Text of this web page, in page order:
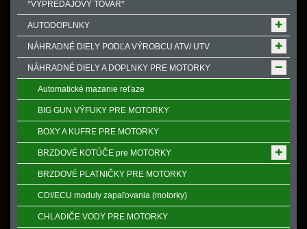
*VÝPREDAJOVÝ TOVAR*
AUTODOPLNKY
NÁHRADNÉ DIELY PODĽA VÝROBCU ATV/ UTV
NÁHRADNÉ DIELY A DOPLNKY PRE MOTORKY
Automatické mazanie reťaze
BIG GUN VÝFUKY PRE MOTORKY
BOXY A KUFRE PRE MOTORKY
BRZDOVÉ KOTÚČE pre MOTORKY
BRZDOVÉ PLATNIČKY PRE MOTORKY
CDI/ECU moduly zapaľovania (motorky)
CHLADIČE VODY PRE MOTORKY